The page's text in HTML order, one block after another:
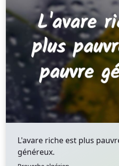
L'avare riche est plus
généreux.